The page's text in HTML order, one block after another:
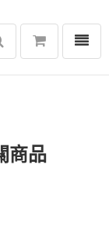
選單
商品